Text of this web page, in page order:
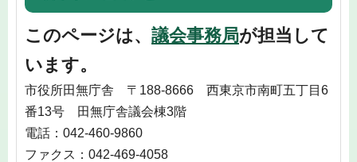
このページは、 議会事務局が担当して
います。
市役所田無庁舎 〒188-8666 西東京市南町五丁目6
番13号 田無庁舎議会棟3階
電話：042-460-9860
ファクス：042-469-4058